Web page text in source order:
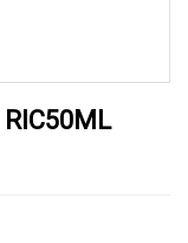
RIC50ML